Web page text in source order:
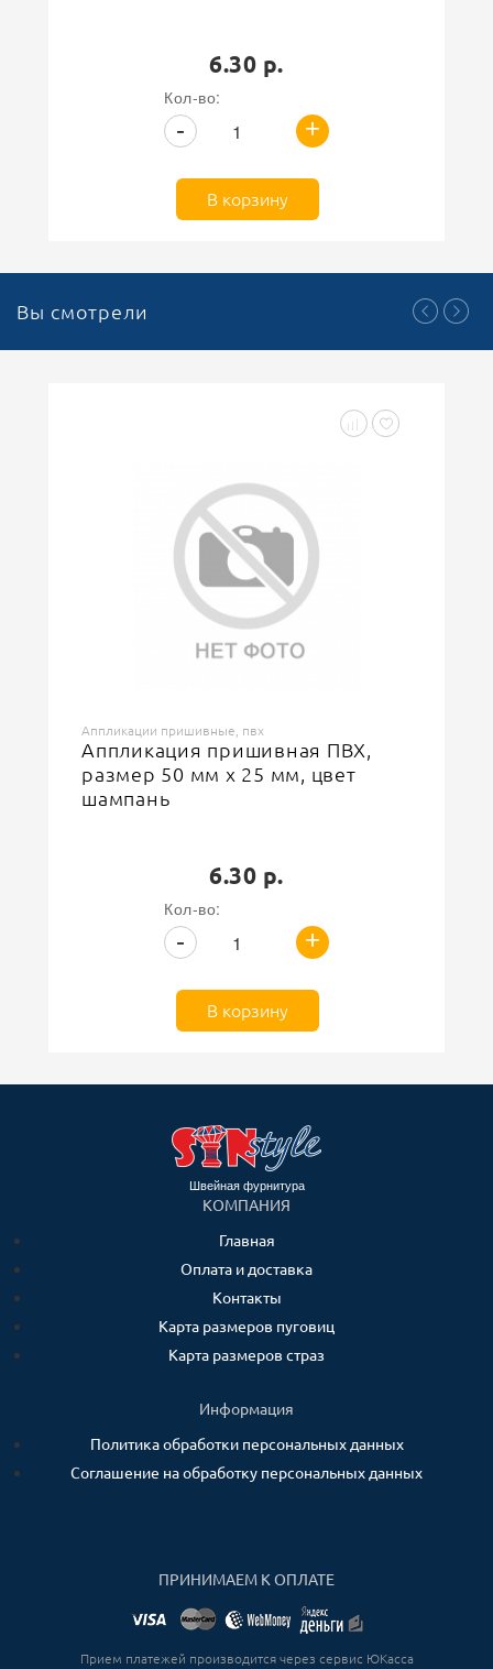
6.30 р.
Кол-во:
+
-
В корзину
Вы смотрели
Аппликации пришивные, пвх
Аппликация пришивная ПВХ,
размер 50 мм х 25 мм, цвет
шампань
6.30 р.
Кол-во:
+
-
В корзину
Швейная фурнитура
КОМПАНИЯ
Главная
Оплата и доставка
Контакты
Карта размеров пуговиц
Карта размеров страз
Информация
Политика обработки персональных данных
Соглашение на обработку персональных данных
ПРИНИМАЕМ К ОПЛАТЕ
Прием платежей производится через сервис ЮКасса